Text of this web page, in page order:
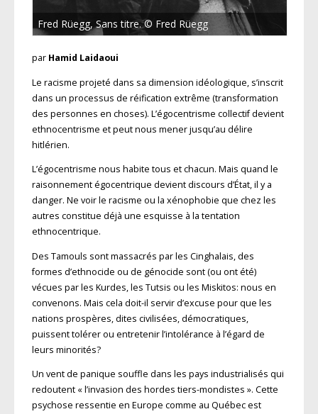
Fred Rüegg, Sans titre. © Fred Rüegg
par Hamid Laidaoui
Le racisme projeté dans sa dimension idéologique, s’inscrit
dans un processus de réification extrême (transformation
des personnes en choses). L’égocentrisme collectif devient
ethnocentrisme et peut nous mener jusqu’au délire
hitlérien.
L’égocentrisme nous habite tous et chacun. Mais quand le
raisonnement égocentrique devient discours d’État, il y a
danger. Ne voir le racisme ou la xénophobie que chez les
autres constitue déjà une esquisse à la tentation
ethnocentrique.
Des Tamouls sont massacrés par les Cinghalais, des
formes d’ethnocide ou de génocide sont (ou ont été)
vécues par les Kurdes, les Tutsis ou les Miskitos: nous en
convenons. Mais cela doit-il servir d’excuse pour que les
nations prospères, dites civilisées, démocratiques,
puissent tolérer ou entretenir l’intolérance à l’égard de
leurs minorités?
Un vent de panique souffle dans les pays industrialisés qui
redoutent « l’invasion des hordes tiers-mondistes ». Cette
psychose ressentie en Europe comme au Québec est